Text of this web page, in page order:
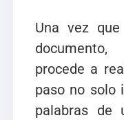
Una vez
procede a
paso no solo
palabras de